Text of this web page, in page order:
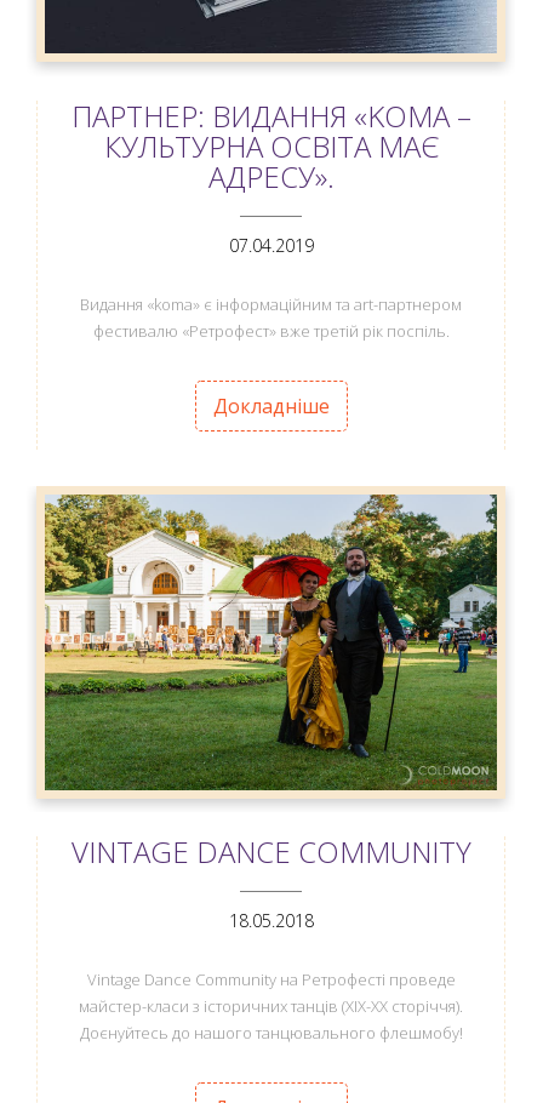
ПАРТНЕР: ВИДАННЯ «KOMA –
КУЛЬТУРНА ОСВІТА МАЄ
АДРЕСУ».
07.04.2019
Видання «koma» є інформаційним та art-партнером
фестивалю «Ретрофест» вже третій рік поспіль.
Докладніше
VINTAGE DANCE COMMUNITY
ANEMPTYTEXTLLINE
18.05.2018
Vintage Dance Community на Ретрофесті проведе
майстер-класи з історичних танців (ХІХ-ХХ сторіччя).
Доєнуйтесь до нашого танцювального флешмобу!